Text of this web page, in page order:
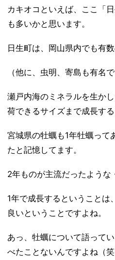
カキオコといえば、ここ「
も多いかと思います。
日生町は、岡山県内でも有
（他に、虫明、寄島も有名で
瀬戸内海のミネラルを生か
荷できるサイズまで成長する
宮城県の牡蠣も1年牡蠣って
たと記憶してます。
2年ものが主流だったような
1年で成長するということは
良いということですよね。
あっ、牡蠣について語って
べたことないんですよね（笑